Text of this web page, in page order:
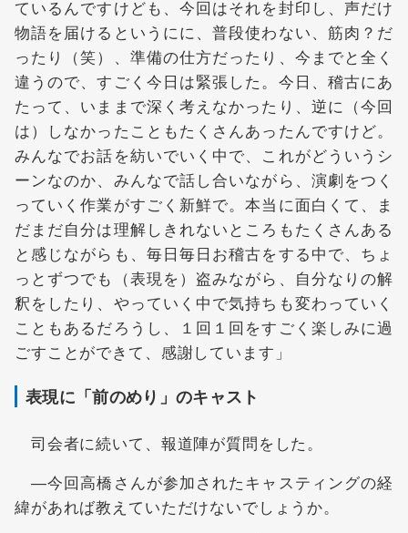
ているんですけども、今回はそれを封印し、声だけ
物語を届けるというにに、普段使わない、筋肉？だ
ったり（笑）、準備の仕方だったり、今までと全く
違うので、すごく今日は緊張した。今日、稽古にあ
たって、いままで深く考えなかったり、逆に（今回
は）しなかったこともたくさんあったんですけど。
みんなでお話を紡いでいく中で、これがどういうシ
ーンなのか、みんなで話し合いながら、演劇をつく
っていく作業がすごく新鮮で。本当に面白くて、ま
だまだ自分は理解しきれないところもたくさんある
と感じながらも、毎日毎日お稽古をする中で、ちょ
っとずつでも（表現を）盗みながら、自分なりの解
釈をしたり、やっていく中で気持ちも変わっていく
こともあるだろうし、１回１回をすごく楽しみに過
ごすことができて、感謝しています」
表現に「前のめり」のキャスト
司会者に続いて、報道陣が質問をした。
―今回高橋さんが参加されたキャスティングの経
緯があれば教えていただけないでしょうか。